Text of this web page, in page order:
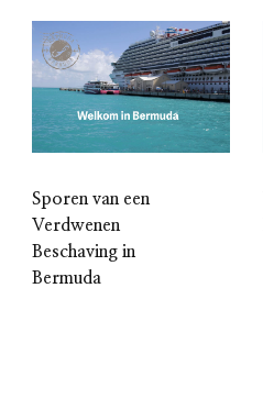
Sporen van een
Verdwenen
Beschaving in
Bermuda